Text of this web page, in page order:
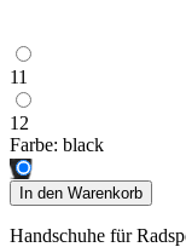
11
12
Farbe: black
In den Warenkorb
Handschuhe für